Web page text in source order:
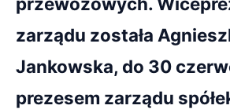
zarządu została
Jankowska, do 30
prezesem zarządu